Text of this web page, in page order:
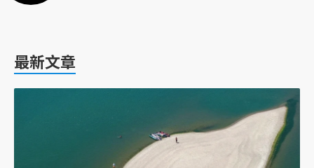
最新文章